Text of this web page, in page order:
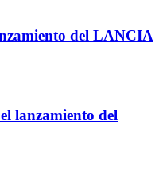
del LANCIA
lanzamiento del